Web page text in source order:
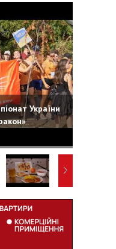
України